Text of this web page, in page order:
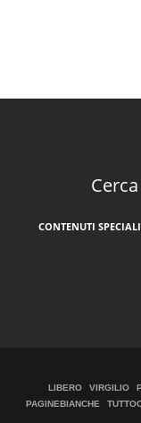
CONTENUTI SPECIALI
LIBERO VIRGILIO
PAGINEBIANCHE